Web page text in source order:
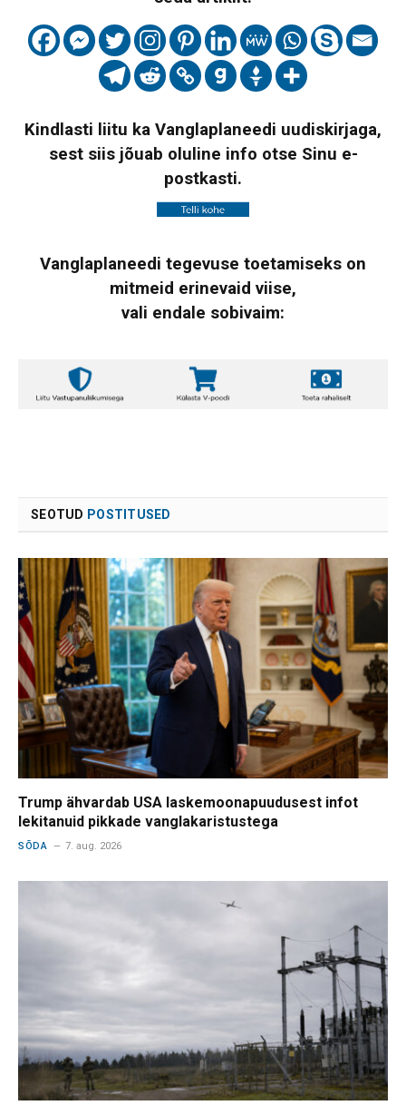
Kindlasti liitu ka Vanglaplaneedi uudiskirjaga,
sest siis jõuab oluline info otse Sinu e-
postkasti.
Vanglaplaneedi tegevuse toetamiseks on
mitmeid erinevaid viise,
vali endale sobivaim:
SEOTUD POSTITUSED
Trump ähvardab USA laskemoonapuudusest infot
lekitanuid pikkade vanglakaristustega
SÕDA 7. aug. 2026